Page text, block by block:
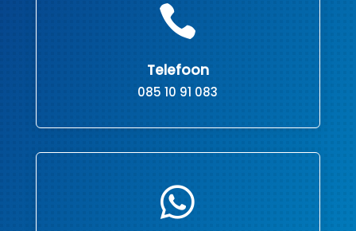

Telefoon
085 10 91 083
